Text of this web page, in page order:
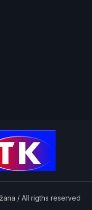
/ All rigths reserved